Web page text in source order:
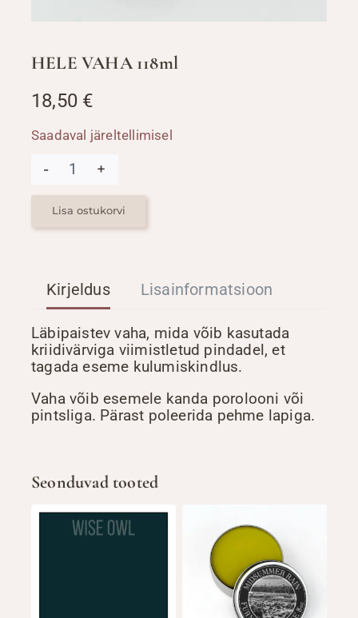
HELE VAHA 118ml
18,50 €
Saadaval järeltellimisel
HELE
VAHA
118ml
kogus
Lisa ostukorvi
Kirjeldus Lisainformatsioon
Läbipaistev vaha, mida võib kasutada
kriidivärviga viimistletud pindadel, et
tagada eseme kulumiskindlus.
Vaha võib esemele kanda porolooni või
pintsliga. Pärast poleerida pehme lapiga.
Seonduvad tooted